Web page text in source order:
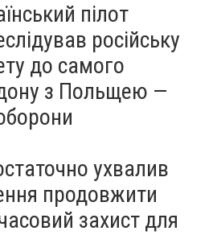
пілот
російську
до самого
з Польщею —
ухвалив
продовжити
захист для